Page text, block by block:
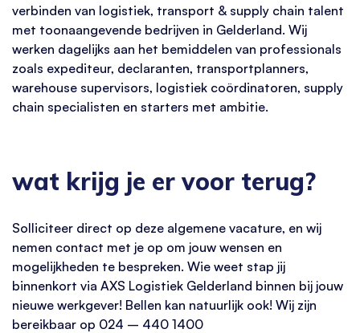
verbinden van logistiek, transport & supply chain talent
met toonaangevende bedrijven in Gelderland. Wij
werken dagelijks aan het bemiddelen van professionals
zoals expediteur, declaranten, transportplanners,
warehouse supervisors, logistiek coördinatoren, supply
chain specialisten en starters met ambitie.
wat krijg je er voor terug?
Solliciteer direct op deze algemene vacature, en wij
nemen contact met je op om jouw wensen en
mogelijkheden te bespreken. Wie weet stap jij
binnenkort via AXS Logistiek Gelderland binnen bij jouw
nieuwe werkgever! Bellen kan natuurlijk ook! Wij zijn
bereikbaar op 024 – 440 1400